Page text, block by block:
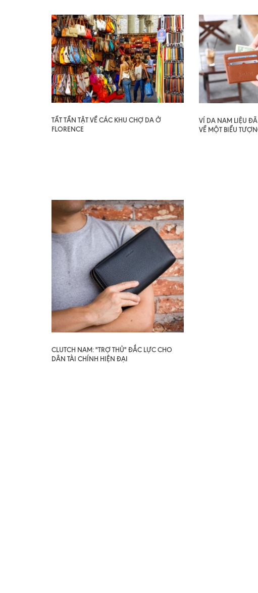
TẤT TẦN TẬT VỀ CÁC KHU CHỢ DA Ở
FLORENCE
VÍ DA NAM LIỆU
VỀ MỘT BIỂU
CLUTCH NAM: "TRỢ THỦ" ĐẮC LỰC CHO
DÂN TÀI CHÍNH HIỆN ĐẠI